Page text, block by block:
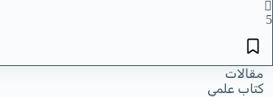
5
مقالات
كتاب علمي